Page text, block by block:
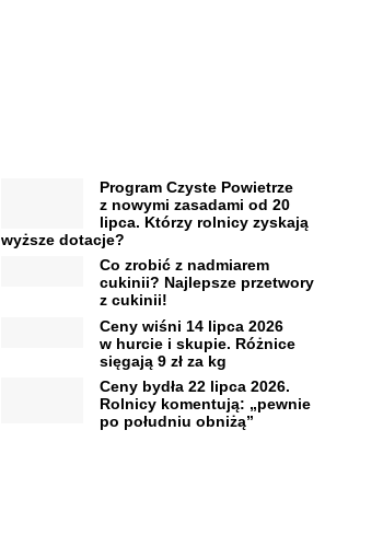
Program Czyste Powietrze
z nowymi zasadami od 20
lipca. Którzy rolnicy zyskają
wyższe dotacje?
Co zrobić z nadmiarem
cukinii? Najlepsze przetwory
z cukinii!
Ceny wiśni 14 lipca 2026
w hurcie i skupie. Różnice
sięgają 9 zł za kg
Ceny bydła 22 lipca 2026.
Rolnicy komentują: „pewnie
po południu obniżą”